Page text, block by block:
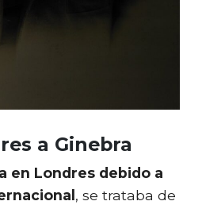
a Ginebra
en Londres debido a
, se trataba de